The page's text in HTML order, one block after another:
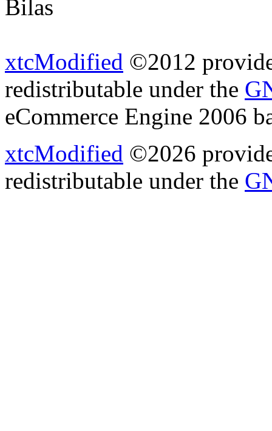
Bilas
xtcModified ©2012
redistributable under the
eCommerce Engine 2006
xtcModified ©2026
redistributable under the